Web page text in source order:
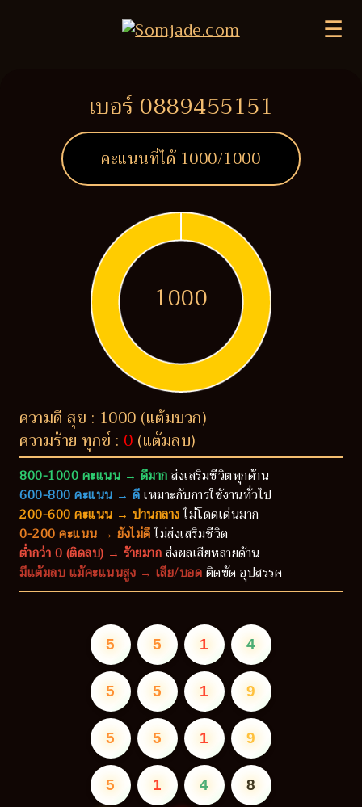
☰
เบอร์ 0889455151
คะแนนที่ได้ 1000/1000
1000
ความดี สุข : 1000 (แต้มบวก)
ความร้าย ทุกข์ : 0 (แต้มลบ)
800-1000 คะแนน → ดีมากส่งเสริมชีวิตทุกด้าน
600-800 คะแนน → ดีเหมาะกับการใช้งานทั่วไป
200-600 คะแนน → ปานกลางไม่โดดเด่นมาก
0-200 คะแนน → ยังไม่ดีไม่ส่งเสริมชีวิต
ต่ำกว่า 0 (ติดลบ) → ร้ายมากส่งผลเสียหลายด้าน
มีแต้มลบ แม้คะแนนสูง → เสีย/บอดติดขัด อุปสรรค
5 5 1 4
5 5 1 9
5 5 1 9
5 1 4 8